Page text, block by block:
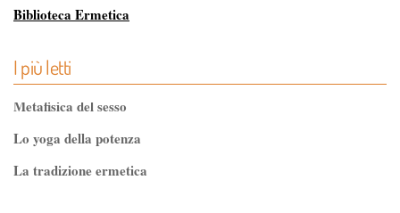
Biblioteca Ermetica
Biblioteca dei Misteri
Classici dell'Occulto
I più letti
Metafisica del sesso
Lo yoga della potenza
La tradizione ermetica